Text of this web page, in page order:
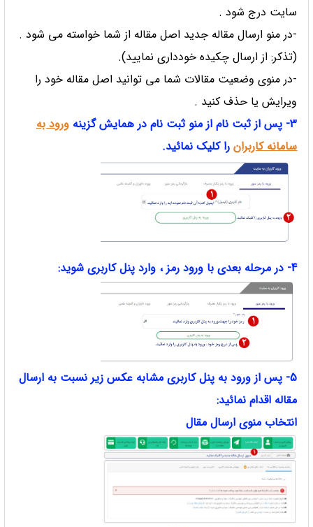
سایت درج شود .
-در منو ارسال مقاله جدید اصل مقاله از شما خواسته می شود .
(تذکر: از ارسال چکیده خودداری نمایید).
-در منوی وضعیت مقالات شما می توانید اصل مقاله خود را
ویرایش یا حذف کنید .
3- پس از ثبت نام از منو ثبت نام در همایش گزینه
ورود به
سامانه کاربرانرا کلیک نمائید.
4- در مرحله بعدی با ورود رمز ، وارد پنل کاربری شوید:
5- پس از ورود به پنل کاربری مشابه عکس زیر نسبت به ارسال
مقاله اقدام نمائید:
انتخاب منوی ارسال مقال